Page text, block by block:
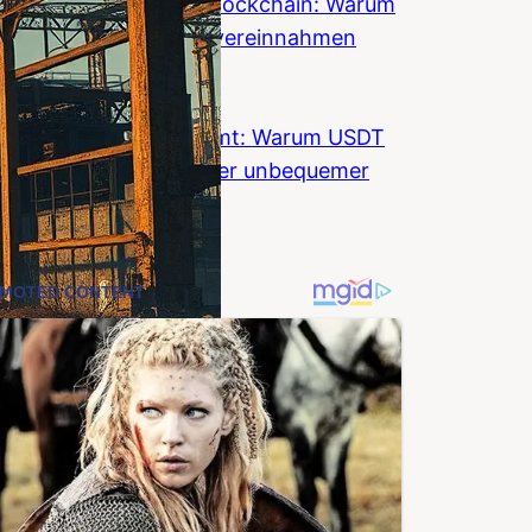
Banken Krypto jetzt vereinnahmen
wollen
Coinzeitung
Stablecoin-KYC kommt: Warum USDT
und USDC fuer Anleger unbequemer
werden
Coinzeitung